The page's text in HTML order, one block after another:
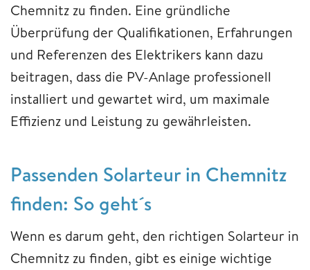
Chemnitz zu finden. Eine gründliche
Überprüfung der Qualifikationen, Erfahrungen
und Referenzen des Elektrikers kann dazu
beitragen, dass die PV-Anlage professionell
installiert und gewartet wird, um maximale
Effizienz und Leistung zu gewährleisten.
Passenden Solarteur in Chemnitz
finden: So geht´s
Wenn es darum geht, den richtigen Solarteur in
Chemnitz zu finden, gibt es einige wichtige